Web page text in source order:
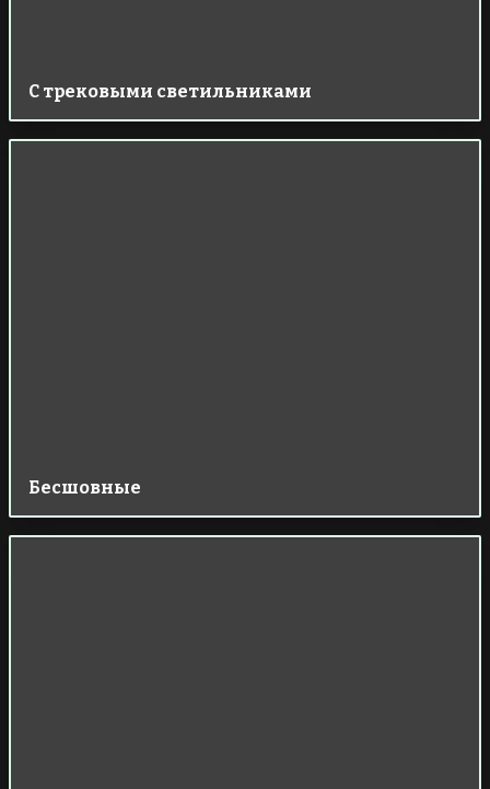
С трековыми светильниками
Бесшовные